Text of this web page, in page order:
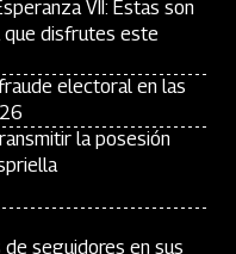
VII: Estas son
que disfrutes este
electoral en las
la posesión
seguidores en sus